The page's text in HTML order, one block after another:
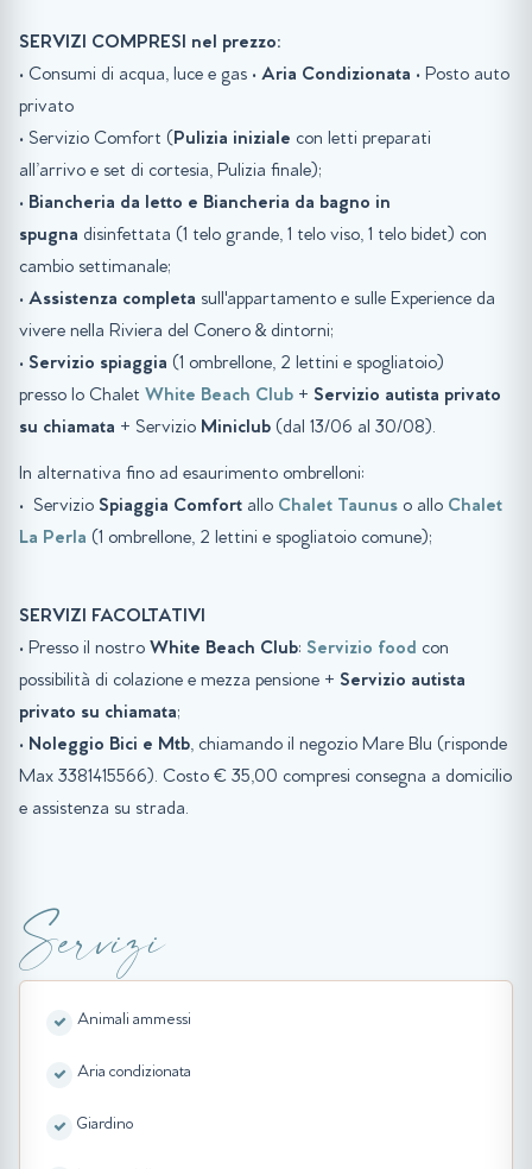
SERVIZI COMPRESI nel prezzo:
• Consumi di acqua, luce e gas • Aria Condizionata • Posto auto
privato
• Servizio Comfort (Pulizia iniziale con letti preparati
all’arrivo e set di cortesia, Pulizia finale);
• Biancheria da letto e Biancheria da bagno in
spugna disinfettata (1 telo grande, 1 telo viso, 1 telo bidet) con
cambio settimanale;
• Assistenza completa sull'appartamento e sulle Experience da
vivere nella Riviera del Conero & dintorni;
• Servizio spiaggia (1 ombrellone, 2 lettini e spogliatoio)
presso lo Chalet White Beach Club + Servizio autista privato
su chiamata + Servizio Miniclub (dal 13/06 al 30/08).
In alternativa fino ad esaurimento ombrelloni:
• Servizio Spiaggia Comfort allo Chalet Taunus o allo Chalet
La Perla (1 ombrellone, 2 lettini e spogliatoio comune);
SERVIZI FACOLTATIVI
• Presso il nostro White Beach Club: Servizio food con
possibilità di colazione e mezza pensione + Servizio autista
privato su chiamata;
• Noleggio Bici e Mtb, chiamando il negozio Mare Blu (risponde
Max 3381415566). Costo € 35,00 compresi consegna a domicilio
e assistenza su strada.
Servizi
Animali ammessi
Aria condizionata
Giardino